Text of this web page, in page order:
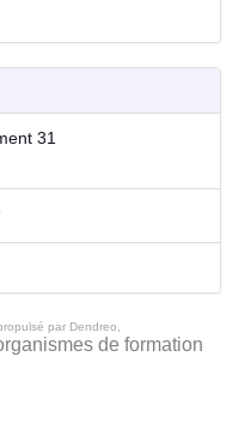
31
par Dendreo,
de formation